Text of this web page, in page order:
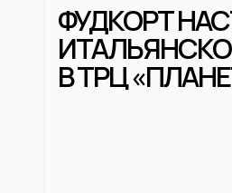
ФУДКОРТ
В ТРЦ